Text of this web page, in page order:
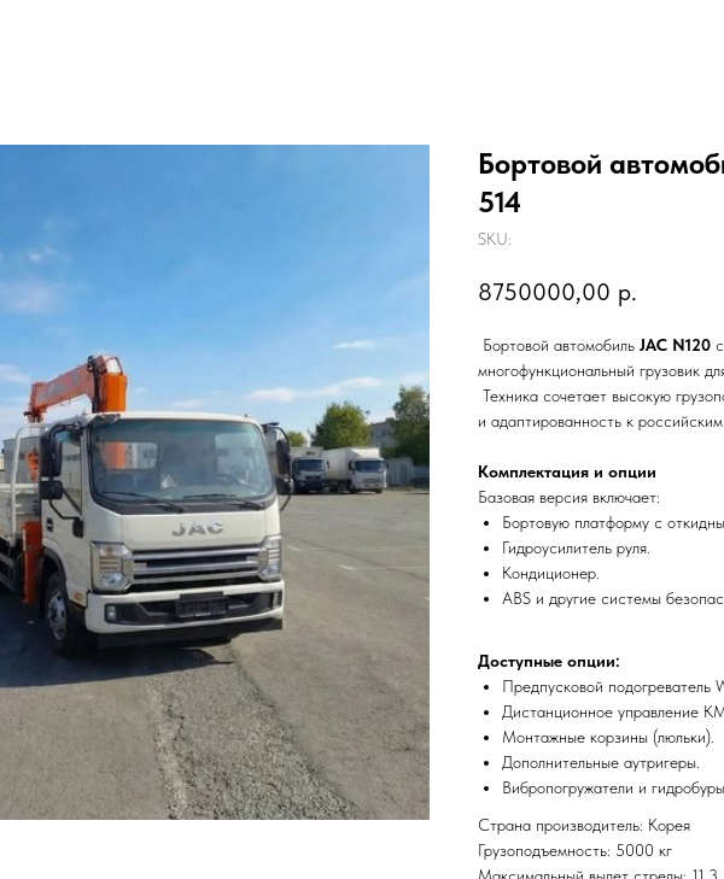
Бортовой
514
SKU:
8750000,00 р.
Бортовой автомобиль JAC N120
многофункциональный грузовик
Техника сочетает высокую
и адаптированность к
Комплектация и опции
Базовая версия включает:
Бортовую платформу с
Гидроусилитель руля.
Кондиционер.
ABS и другие системы
Доступные опции:
Предпусковой подогреватель
Дистанционное управление
Монтажные корзины (люльки).
Дополнительные аутригеры.
Вибропогружатели и
Страна производитель: Корея
Грузоподъемность: 5000 кг